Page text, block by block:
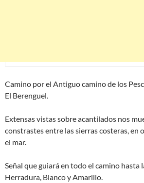
Camino por el Antiguo camino de los
El Berenguel.
Extensas vistas sobre acantilados nos
constrastes entre las sierras costeras, en
el mar.
Señal que guiará en todo el camino hasta
Herradura, Blanco y Amarillo.